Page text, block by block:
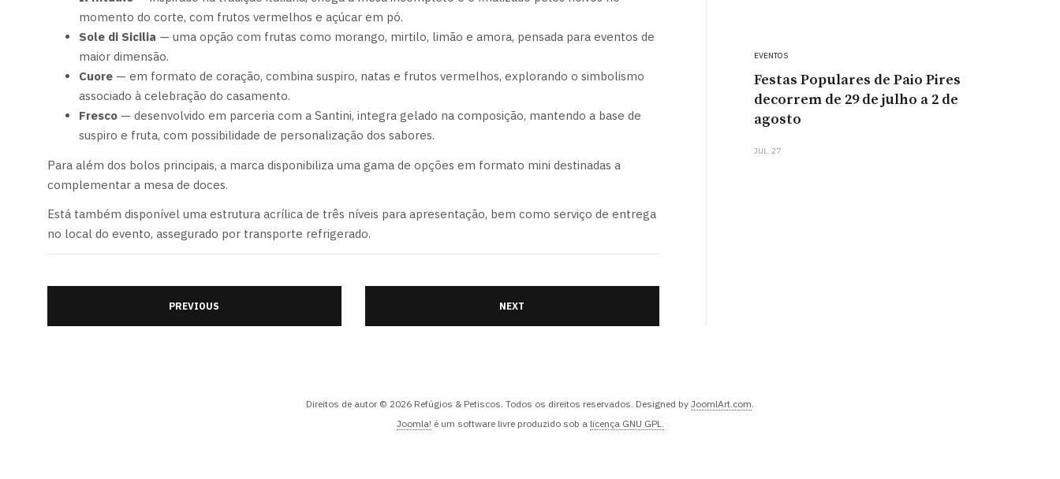
momento do corte, com frutos vermelhos e açúcar em pó.
Sole di Sicilia — uma opção com frutas como morango, mirtilo, limão e amora, pensada para eventos de
maior dimensão.
Cuore— em formato de coração, combina suspiro, natas e frutos vermelhos, explorando o simbolismo
associado à celebração do casamento.
Fresco— desenvolvido em parceria com a Santini, integra gelado na composição, mantendo a base de
suspiro e fruta, com possibilidade de personalização dos sabores.
Para além dos bolos principais, a marca disponibiliza uma gama de opções em formato mini destinadas a
complementar a mesa de doces.
Está também disponível uma estrutura acrílica de três níveis para apresentação, bem como serviço de entrega
no local do evento, assegurado por transporte refrigerado.
PREVIOUS NEXT
EVENTOS
Festas Populares de Paio Pires
decorrem de 29 de julho a 2 de
agosto
JUL. 27
Direitos de autor © 2026 Refúgios & Petiscos. Todos os direitos reservados. Designed by JoomlArt.com.
Joomla! é um software livre produzido sob a licença GNU GPL.